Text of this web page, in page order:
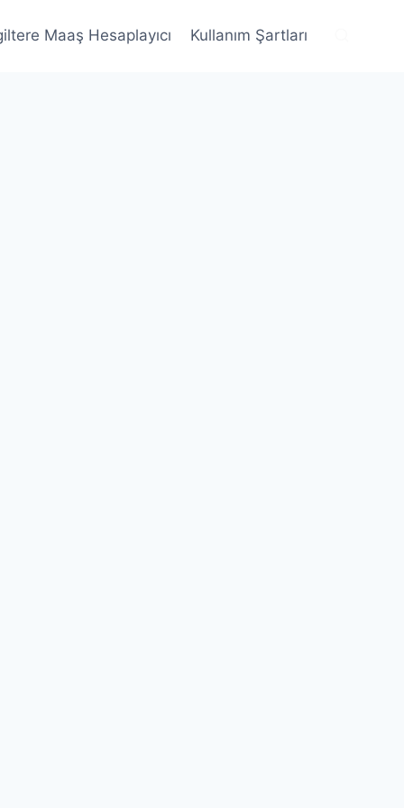
Maaş Hesaplayıcı Kullanım Şartları